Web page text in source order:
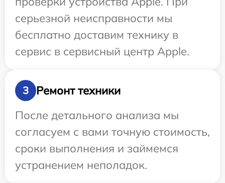
серьезной неисправности мы
бесплатно доставим технику в
сервис в сервисный центр Apple.
3
Ремонт техники
После детального анализа мы
согласуем с вами точную стоимость,
сроки выполнения и займемся
устранением неполадок.